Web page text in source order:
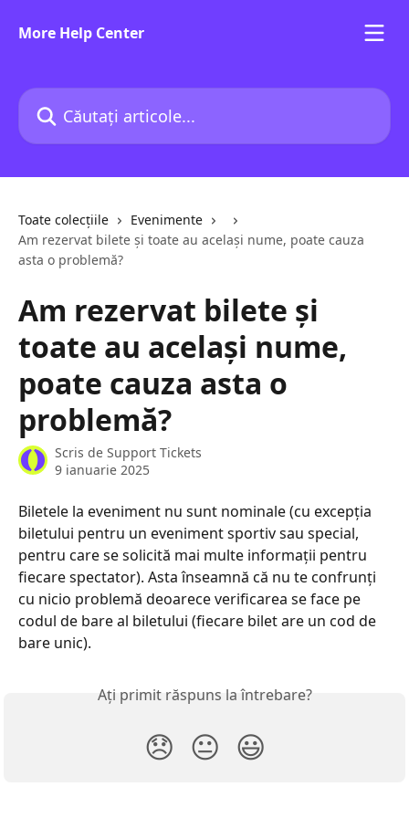
More Help Center
Căutați articole...
Toate colecțiile
Evenimente
Am rezervat bilete și toate au același nume, poate cauza
asta o problemă?
Am rezervat bilete și
toate au același nume,
poate cauza asta o
problemă?
Scris de Support Tickets
9 ianuarie 2025
Biletele la eveniment nu sunt nominale (cu excepția
biletului pentru un eveniment sportiv sau special,
pentru care se solicită mai multe informații pentru
fiecare spectator). Asta înseamnă că nu te confrunți
cu nicio problemă deoarece verificarea se face pe
codul de bare al biletului (fiecare bilet are un cod de
bare unic).
Ați primit răspuns la întrebare?
😞 😐 😃